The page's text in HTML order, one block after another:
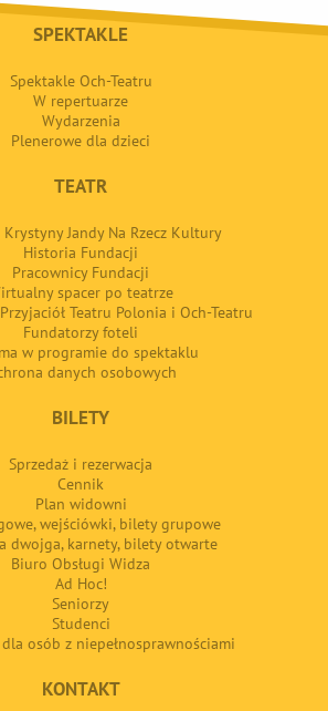
SPEKTAKLE
Spektakle Och-Teatru
W repertuarze
Wydarzenia
Plenerowe dla dzieci
TEATR
Krystyny Jandy Na Rzecz Kultury
Historia Fundacji
Pracownicy Fundacji
spacer po teatrze
Teatru Polonia i Och-Teatru
Fundatorzy foteli
w programie do spektaklu
danych osobowych
BILETY
Sprzedaż i rezerwacja
Cennik
Plan widowni
wejściówki, bilety grupowe
dwojga, karnety, bilety otwarte
Biuro Obsługi Widza
Ad Hoc!
Seniorzy
Studenci
osób z niepełnosprawnościami
KONTAKT